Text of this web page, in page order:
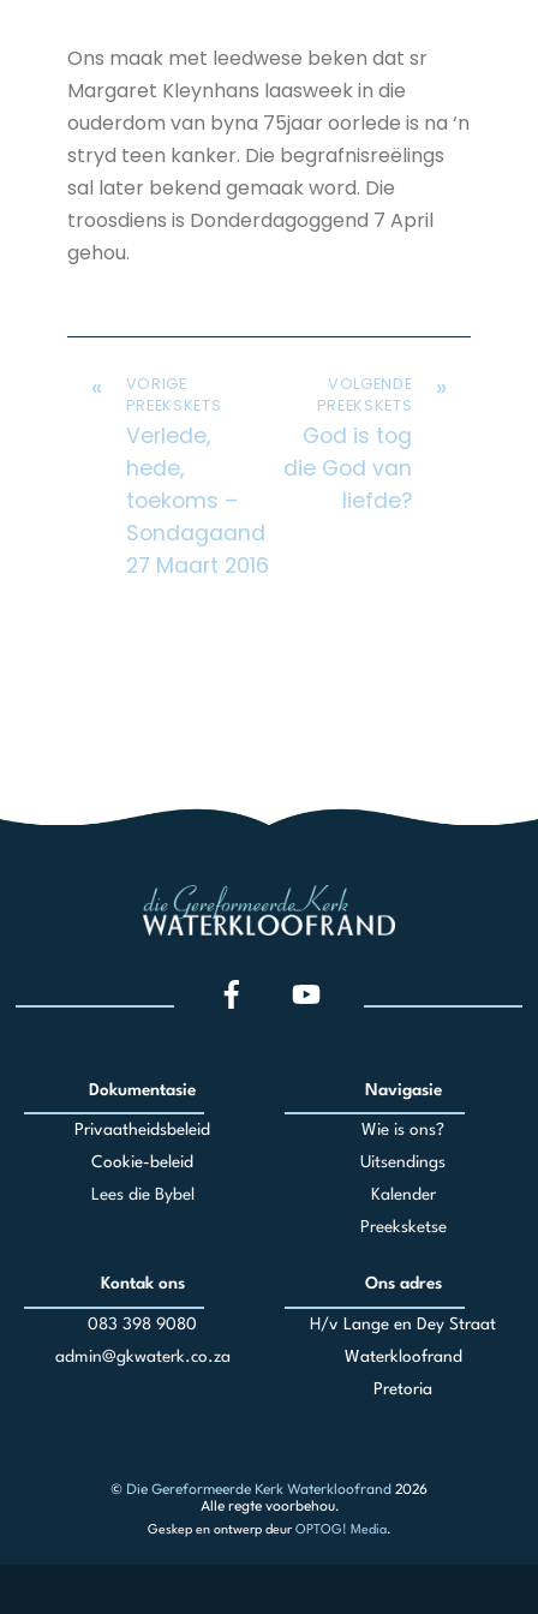
Ons maak met leedwese beken dat sr
Margaret Kleynhans laasweek in die
ouderdom van byna 75jaar oorlede is na ‘n
stryd teen kanker. Die begrafnisreëlings
sal later bekend gemaak word. Die
troosdiens is Donderdagoggend 7 April
gehou.
«
VORIGE
PREEKSKETS
Verlede,
hede,
toekoms –
Sondagaand
27 Maart 2016
»
VOLGENDE
PREEKSKETS
God is tog
die God van
liefde?
Dokumentasie
Privaatheidsbeleid
Cookie-beleid
Lees die Bybel
Navigasie
Wie is ons?
Uitsendings
Kalender
Preeksketse
Kontak ons
083 398 9080
admin@gkwaterk.co.za
Ons adres
H/v Lange en Dey Straat
Waterkloofrand
Pretoria
© Die Gereformeerde Kerk Waterkloofrand 2026
Alle regte voorbehou.
Geskep en ontwerp deur OPTOG! Media.